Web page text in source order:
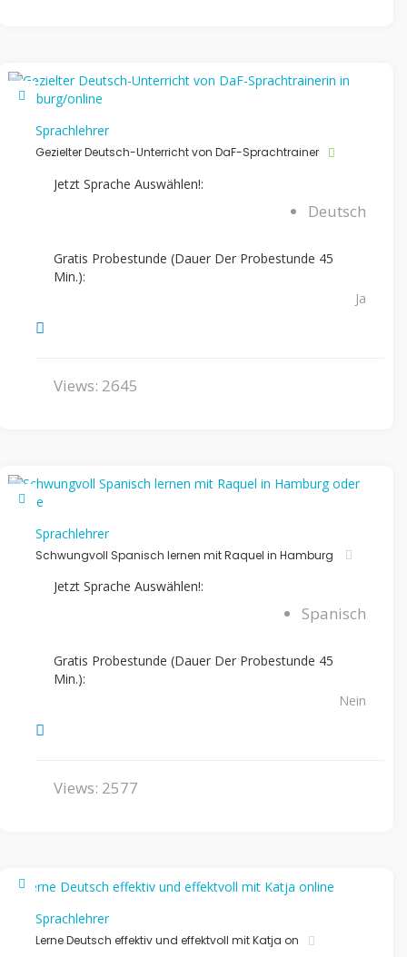
Sprachlehrer
Gezielter Deutsch-Unterricht von DaF-Sprachtrainer
Jetzt Sprache Auswählen!:
Deutsch
Gratis Probestunde (Dauer Der Probestunde 45
Min.):
Ja
Views: 2645
Sprachlehrer
Schwungvoll Spanisch lernen mit Raquel in Hamburg
Jetzt Sprache Auswählen!:
Spanisch
Gratis Probestunde (Dauer Der Probestunde 45
Min.):
Nein
Views: 2577
Sprachlehrer
Lerne Deutsch effektiv und effektvoll mit Katja on